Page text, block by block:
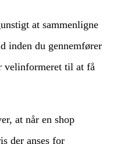
at sammenligne
inden du gennemfører
velinformeret til at få
at når en shop
der anses for